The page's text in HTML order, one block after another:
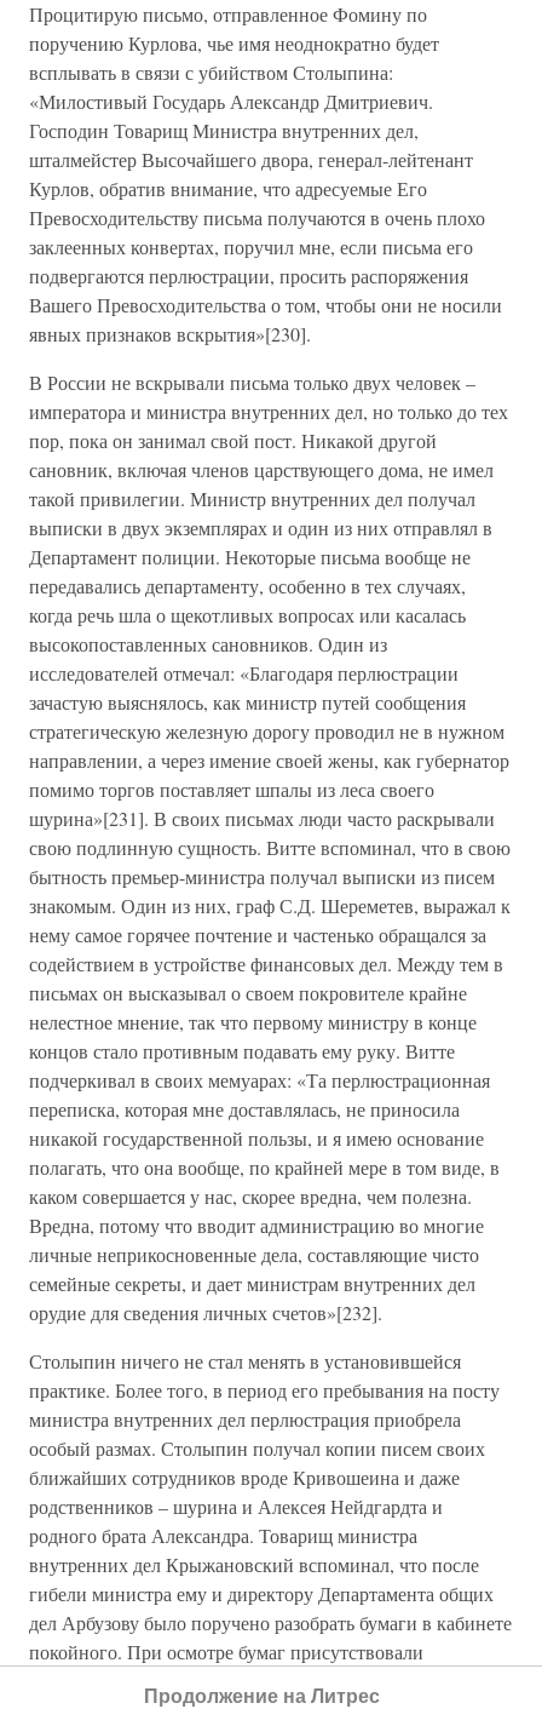
Процитирую письмо, отправленное Фомину по
поручению Курлова, чье имя неоднократно будет
всплывать в связи с убийством Столыпина:
«Милостивый Государь Александр Дмитриевич.
Господин Товарищ Министра внутренних дел,
шталмейстер Высочайшего двора, генерал-лейтенант
Курлов, обратив внимание, что адресуемые Его
Превосходительству письма получаются в очень плохо
заклеенных конвертах, поручил мне, если письма его
подвергаются перлюстрации, просить распоряжения
Вашего Превосходительства о том, чтобы они не носили
явных признаков вскрытия»[230].
В России не вскрывали письма только двух человек –
императора и министра внутренних дел, но только до тех
пор, пока он занимал свой пост. Никакой другой
сановник, включая членов царствующего дома, не имел
такой привилегии. Министр внутренних дел получал
выписки в двух экземплярах и один из них отправлял в
Департамент полиции. Некоторые письма вообще не
передавались департаменту, особенно в тех случаях,
когда речь шла о щекотливых вопросах или касалась
высокопоставленных сановников. Один из
исследователей отмечал: «Благодаря перлюстрации
зачастую выяснялось, как министр путей сообщения
стратегическую железную дорогу проводил не в нужном
направлении, а через имение своей жены, как губернатор
помимо торгов поставляет шпалы из леса своего
шурина»[231]. В своих письмах люди часто раскрывали
свою подлинную сущность. Витте вспоминал, что в свою
бытность премьер-министра получал выписки из писем
знакомым. Один из них, граф С.Д. Шереметев, выражал к
нему самое горячее почтение и частенько обращался за
содействием в устройстве финансовых дел. Между тем в
письмах он высказывал о своем покровителе крайне
нелестное мнение, так что первому министру в конце
концов стало противным подавать ему руку. Витте
подчеркивал в своих мемуарах: «Та перлюстрационная
переписка, которая мне доставлялась, не приносила
никакой государственной пользы, и я имею основание
полагать, что она вообще, по крайней мере в том виде, в
каком совершается у нас, скорее вредна, чем полезна.
Вредна, потому что вводит администрацию во многие
личные неприкосновенные дела, составляющие чисто
семейные секреты, и дает министрам внутренних дел
орудие для сведения личных счетов»[232].
Столыпин ничего не стал менять в установившейся
практике. Более того, в период его пребывания на посту
министра внутренних дел перлюстрация приобрела
особый размах. Столыпин получал копии писем своих
ближайших сотрудников вроде Кривошеина и даже
родственников – шурина и Алексея Нейдгардта и
родного брата Александра. Товарищ министра
внутренних дел Крыжановский вспоминал, что после
гибели министра ему и директору Департамента общих
дел Арбузову было поручено разобрать бумаги в кабинете
покойного. При осмотре бумаг присутствовали
письменного стола был набит выписками из их писем,
Продолжение на Литрес